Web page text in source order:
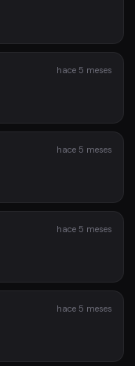
hace 5 meses
hace 5 meses
hace 5 meses
hace 5 meses